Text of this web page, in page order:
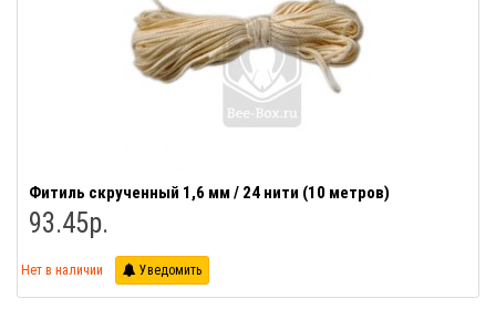
Фитиль скрученный 1,6 мм / 24 нити (10 метров)
93.45р.
Нет в наличии Уведомить